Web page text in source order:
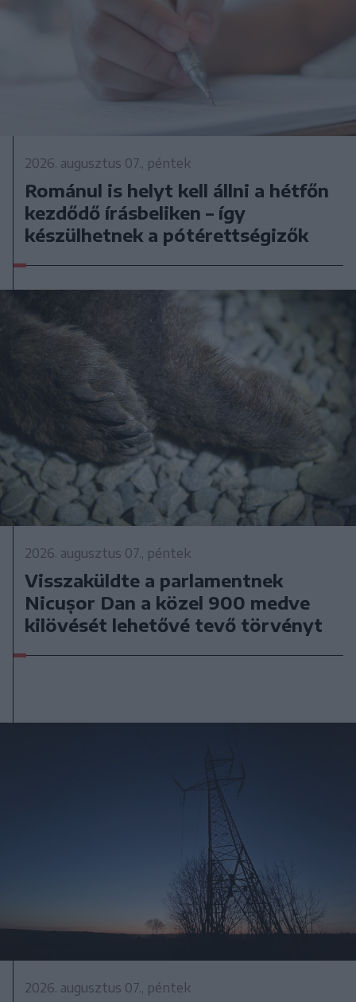
2026. augusztus 07., péntek
Románul is helyt kell állni a hétfőn
kezdődő írásbeliken – így
készülhetnek a pótérettségizők
2026. augusztus 07., péntek
Visszaküldte a parlamentnek
Nicușor Dan a közel 900 medve
kilövését lehetővé tevő törvényt
2026. augusztus 07., péntek